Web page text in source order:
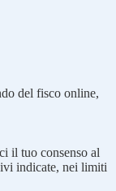
del fisco online,
il tuo consenso al
indicate, nei limiti